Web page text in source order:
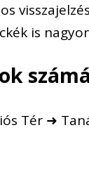
is
Tér ➜